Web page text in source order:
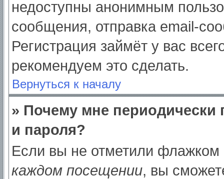
недоступны анонимным
сообщения, отправка email-
Регистрация займёт у вас
рекомендуем это сделать.
Вернуться к началу
» Почему мне периодически
и пароля?
Если вы не отметили флажком
каждом посещении, вы